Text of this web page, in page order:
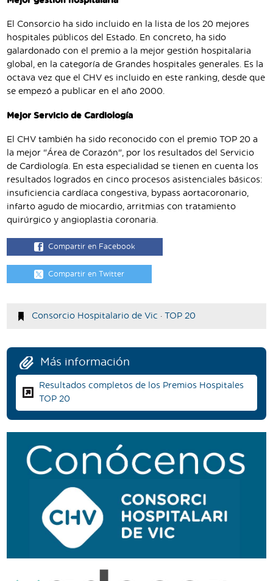
El Consorcio ha sido incluido en la lista de los 20 mejores
hospitales públicos del Estado. En concreto, ha sido
galardonado con el premio a la mejor gestión hospitalaria
global, en la categoría de Grandes hospitales generales. Es la
octava vez que el CHV es incluido en este ranking, desde que
se empezó a publicar en el año 2000.
Mejor Servicio de Cardiología
El CHV también ha sido reconocido con el premio TOP 20 a
la mejor "Área de Corazón", por los resultados del Servicio
de Cardiología. En esta especialidad se tienen en cuenta los
resultados logrados en cinco procesos asistenciales básicos:
insuficiencia cardíaca congestiva, bypass aortacoronario,
infarto agudo de miocardio, arritmias con tratamiento
quirúrgico y angioplastia coronaria.
Compartir en Facebook
Compartir en Twitter
Consorcio Hospitalario de Vic· TOP 20
Más información
Resultados completos de los Premios Hospitales
TOP 20